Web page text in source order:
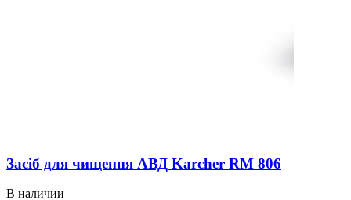
Засіб для чищення АВД Karcher RM 806
В наличии